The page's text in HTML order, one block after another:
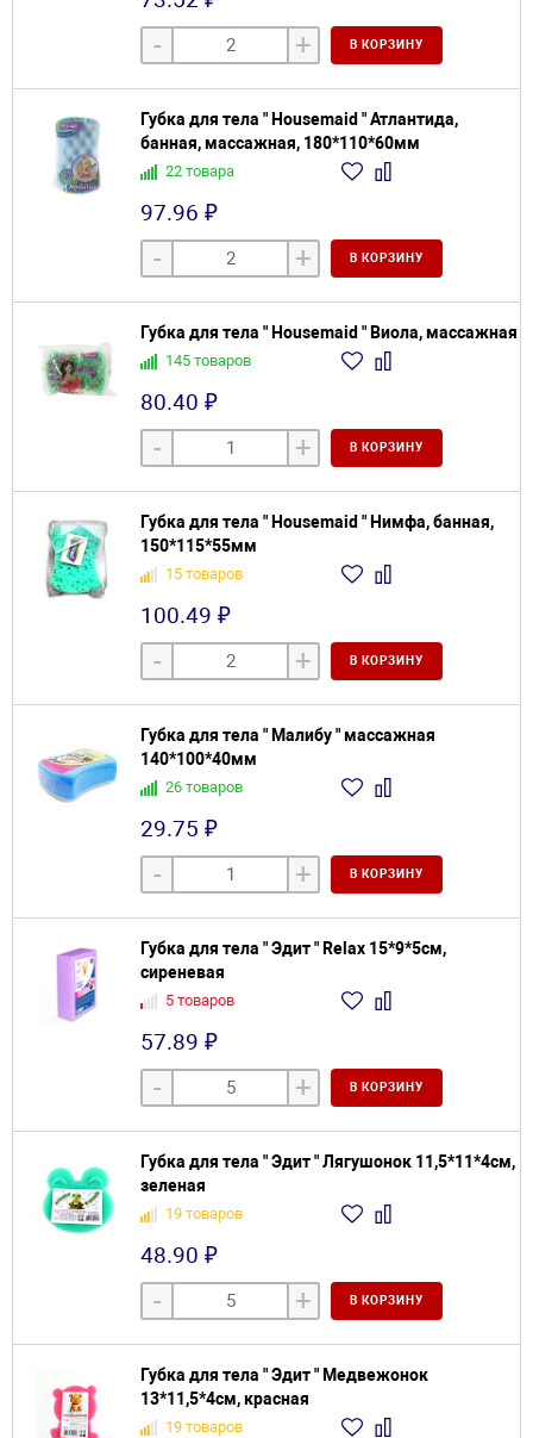
- + В КОРЗИНУ
Губка для тела " Housemaid " Атлантида,
банная, массажная, 180*110*60мм
22 товара
97.96 ₽
- + В КОРЗИНУ
Губка для тела " Housemaid " Виола, массажная
145 товаров
80.40 ₽
- + В КОРЗИНУ
Губка для тела " Housemaid " Нимфа, банная,
150*115*55мм
15 товаров
100.49 ₽
- + В КОРЗИНУ
Губка для тела " Малибу " массажная
140*100*40мм
26 товаров
29.75 ₽
- + В КОРЗИНУ
Губка для тела " Эдит " Relax 15*9*5см,
сиреневая
5 товаров
57.89 ₽
- + В КОРЗИНУ
Губка для тела " Эдит " Лягушонок 11,5*11*4см,
зеленая
19 товаров
48.90 ₽
- + В КОРЗИНУ
Губка для тела " Эдит " Медвежонок
13*11,5*4см, красная
19 товаров